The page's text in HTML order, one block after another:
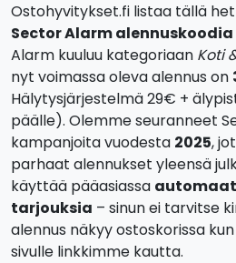
Ostohyvitykset.fi listaa tällä
Sector Alarm
Alarm kuuluu kategoriaan Koti
nyt voimassa oleva alennus on
Hälytysjärjestelmä 29€ +
päälle). Olemme seuranneet
kampanjoita vuodesta 2025,
parhaat alennukset yleensä
käyttää pääasiassa
tarjouksia – sinun ei tarvitse
alennus näkyy ostoskorissa
sivulle linkkimme kautta.